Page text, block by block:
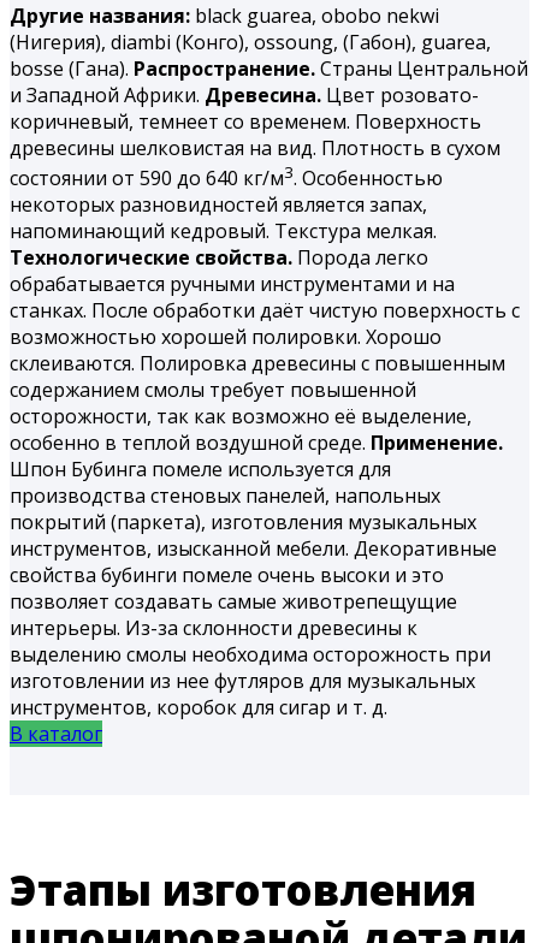
Другие названия: black guarea, obobo nekwi
(Нигерия), diambi (Конго), ossoung, (Габон), guarea,
bosse (Гана). Распространение.Страны Центральной
и Западной Африки. Древесина. Цвет розовато-
коричневый, темнеет со временем. Поверхность
древесины шелковистая на вид. Плотность в сухом
состоянии от 590 до 640 кг/м3. Особенностью
некоторых разновидностей является запах,
напоминающий кедровый. Текстура мелкая.
Технологические свойства. Порода легко
обрабатывается ручными инструментами и на
станках. После обработки даёт чистую поверхность с
возможностью хорошей полировки. Хорошо
склеиваются. Полировка древесины с повышенным
содержанием смолы требует повышенной
осторожности, так как возможно её выделение,
особенно в теплой воздушной среде. Применение.
Шпон Бубинга помеле используется для
производства стеновых панелей, напольных
покрытий (паркета), изготовления музыкальных
инструментов, изысканной мебели. Декоративные
свойства бубинги помеле очень высоки и это
позволяет создавать самые животрепещущие
интерьеры. Из-за склонности древесины к
выделению смолы необходима осторожность при
изготовлении из нее футляров для музыкальных
инструментов, коробок для сигар и т. д.
В каталог
Этапы изготовления